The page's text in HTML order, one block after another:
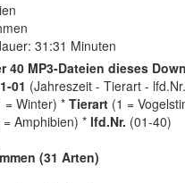
31:31 Minuten
40 MP3-Dateien dieses
01 (Jahreszeit - Tierart -
= Winter) * Tierart (1 =
Amphibien) * lfd.Nr. (01-40)
(31 Arten)